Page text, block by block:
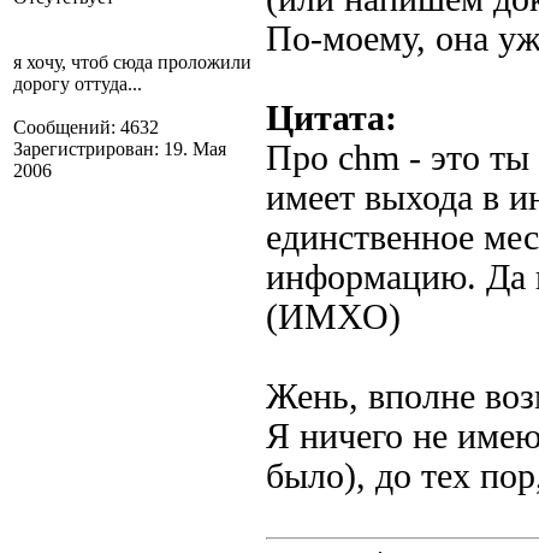
я хочу, чтоб сюда проложили
дорогу оттуда...
Сообщений: 4632
Зарегистрирован: 19. Мая
2006
По-моему, она
Цитата:
Про chm - это ты
имеет выхода в
единственное
информацию. Да
(ИМХО)
Жень, вполне
Я ничего не
было), до тех